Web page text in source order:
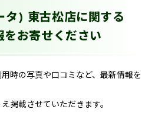
タ) 東古松店に関する
をお寄せください
時の写真や口コミなど、最新情報を
掲載させていただきます。